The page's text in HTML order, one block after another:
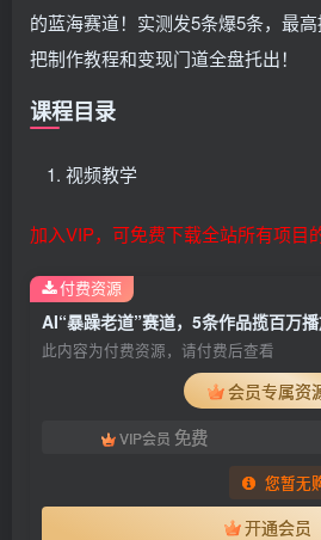
的蓝海赛道！实测发5条爆5条，最
把制作教程和变现门道全盘托出！
课程目录
视频教学
加入VIP，可免费下载全站所有项目
AI“暴躁老道”赛道，5条作品揽百万播
此内容为付费资源，请付费后查看
会员专属资
VIP会员 免费
您暂无
开通会员
付费资源